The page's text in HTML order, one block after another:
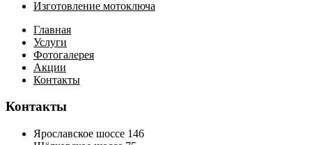
Изготовление мотоключа
Главная
Услуги
Фотогалерея
Акции
Контакты
Контакты
Ярославское шоссе 146